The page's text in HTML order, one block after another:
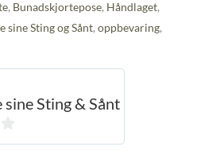
, Bunadskjortepose, Håndlaget,
sine Sting og Sånt, oppbevaring,
Sting & Sånt